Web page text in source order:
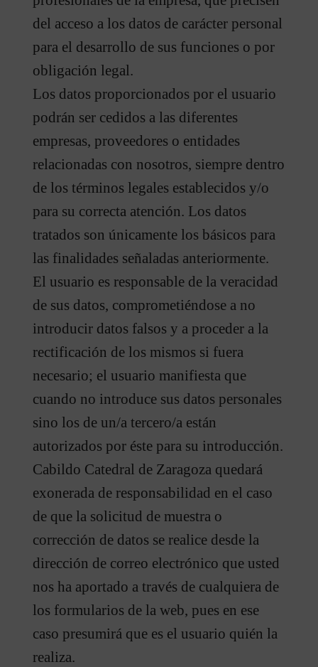
del acceso a los datos de carácter personal
para el desarrollo de sus funciones o por
obligación legal.
Los datos proporcionados por el usuario
podrán ser cedidos a las diferentes
empresas, proveedores o entidades
relacionadas con nosotros, siempre dentro
de los términos legales establecidos y/o
para su correcta atención. Los datos
tratados son únicamente los básicos para
las finalidades señaladas anteriormente.
El usuario es responsable de la veracidad
de sus datos, comprometiéndose a no
introducir datos falsos y a proceder a la
rectificación de los mismos si fuera
necesario; el usuario manifiesta que
cuando no introduce sus datos personales
sino los de un/a tercero/a están
autorizados por éste para su introducción.
Cabildo Catedral de Zaragoza quedará
exonerada de responsabilidad en el caso
de que la solicitud de muestra o
corrección de datos se realice desde la
dirección de correo electrónico que usted
nos ha aportado a través de cualquiera de
los formularios de la web, pues en ese
caso presumirá que es el usuario quién la
realiza.